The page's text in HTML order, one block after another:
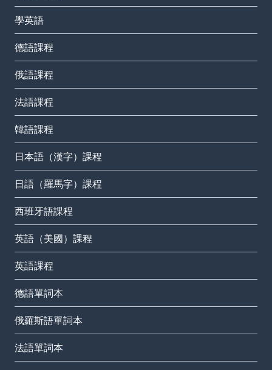
學英語
德語課程
俄語課程
法語課程
韓語課程
日本語（漢字）課程
日語（羅馬字）課程
西班牙語課程
英語（美國）課程
英語課程
德語單詞本
俄羅斯語單詞本
法語單詞本